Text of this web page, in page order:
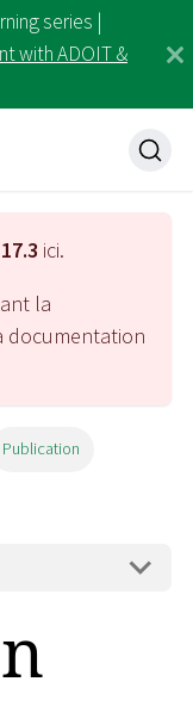
series |
with ADOIT &
17.3 ici.
la
documentation
Publication